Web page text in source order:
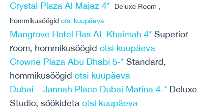
Crystal Plaza Al Majaz 4*
Deluxe Room ,
hommikusöögid otsi kuupäeva
Mangrove Hotel Ras AL Khaimah 4* Superior
room, hommikusöögid otsi kuupäeva
Crowne Plaza Abu Dhabi 5-* Standard,
hommikusöögid otsi kuupäeva
Dubai Jannah Place Dubai Marina 4-* Deluxe
Studio, söökideta otsi kuupäeva